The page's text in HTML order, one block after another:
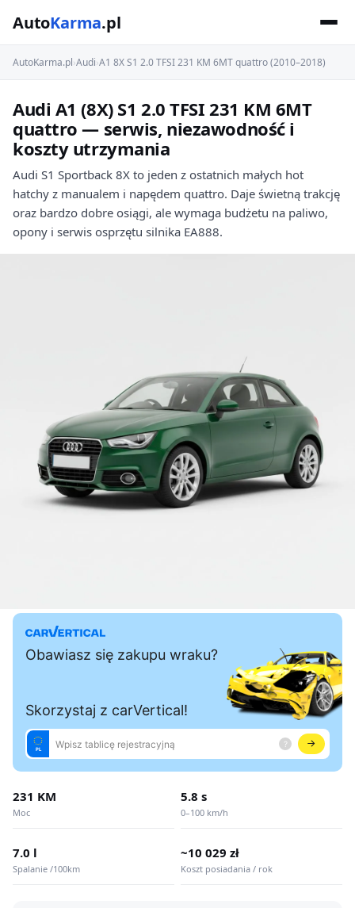
AutoKarma.pl
AutoKarma.pl›Audi›A1 8X S1 2.0 TFSI 231 KM 6MT quattro (2010–2018)
Audi A1 (8X) S1 2.0 TFSI 231 KM 6MT
quattro — serwis, niezawodność i
koszty utrzymania
Audi S1 Sportback 8X to jeden z ostatnich małych hot
hatchy z manualem i napędem quattro. Daje świetną trakcję
oraz bardzo dobre osiągi, ale wymaga budżetu na paliwo,
opony i serwis osprzętu silnika EA888.
231 KM
Moc
5.8 s
0–100 km/h
7.0 l
Spalanie /100km
~10 029 zł
Koszt posiadania / rok